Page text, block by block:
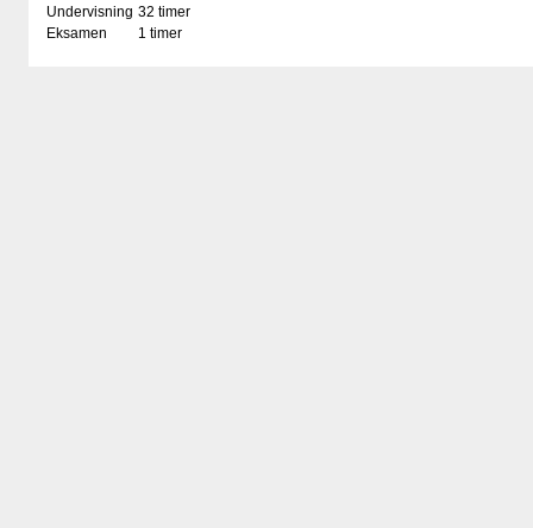
Undervisning 32 timer
Eksamen
1 timer